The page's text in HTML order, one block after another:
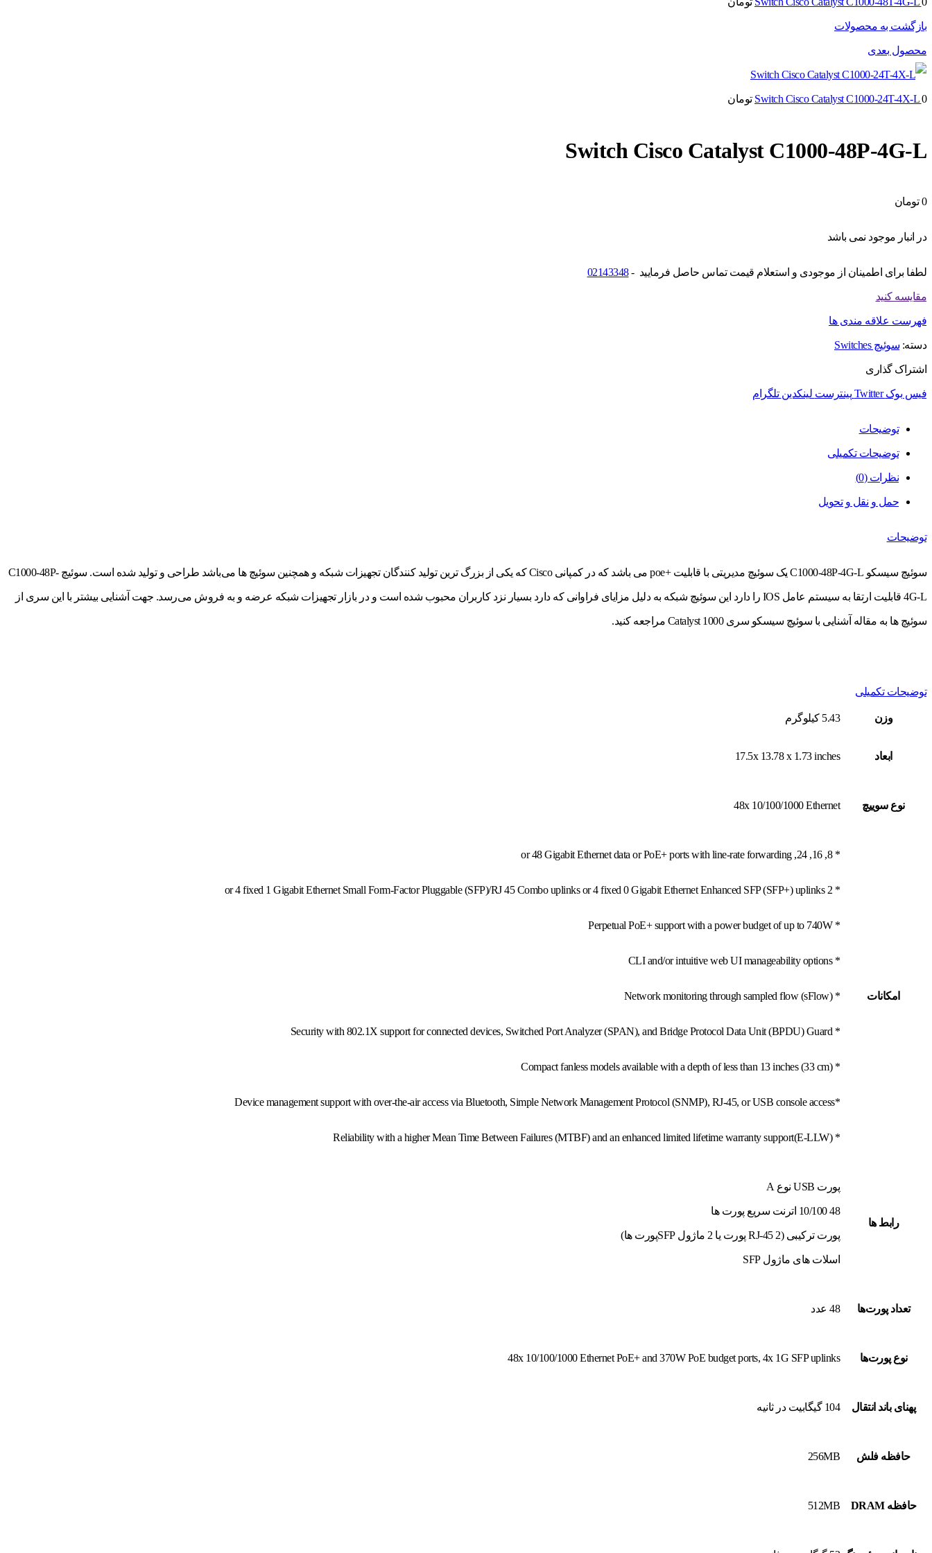
بازگشت به محصولات
محصول بعدی
Switch Cisco Catalyst C1000-24T-4X-L0 تومان
Switch Cisco Catalyst C1000-48P-4G-L
0 تومان
در انبار موجود نمی باشد
لطفا برای اطمینان از موجودی و استعلام قیمت تماس حاصل فرمایید -02143348
مقایسه کنید
فهرست علاقه مندی ها
دسته: سوئیچ Switches
اشتراک گذاری
فیس بوک Twitter پینترست لینکدین تلگرام
توضیحات
توضیحات تکمیلی
نظرات (0)
حمل و نقل و تحویل
توضیحات
سوئیچ سیسکو C1000-48P-4G-L یک سوئیچ مدیریتی با قابلیت +poe می باشد که در کمپانی Cisco که یکی از بزرگ ترین تولید کنندگان تجهیزات شبکه و همچنین سوئیچ ها می‌باشد طراحی و تولید شده است. سوئیچ C1000-48P-
4G-L قابلیت ارتقا به سیستم عامل IOS را دارد این سوئیچ شبکه به دلیل مزایای فراوانی که دارد بسیار نزد کاربران محبوب شده است و در بازار تجهیزات شبکه عرضه و به فروش می‌رسد. جهت آشنایی بیشتر با این سری از
سوئیچ ها به مقاله آشنایی با سوئیچ­ سیسکو سری Catalyst 1000 مراجعه کنید.
توضیحات تکمیلی
وزن 5.43 کیلوگرم
ابعاد 17.5x 13.78 x 1.73 inches
نوع سوييچ 48x 10/100/1000 Ethernet
امکانات
* 8, 16, 24, or 48 Gigabit Ethernet data or PoE+ ports with line-rate forwarding
* 2 or 4 fixed 1 Gigabit Ethernet Small Form-Factor Pluggable (SFP)/RJ 45 Combo uplinks or 4 fixed 0 Gigabit Ethernet Enhanced SFP (SFP+) uplinks
* Perpetual PoE+ support with a power budget of up to 740W
* CLI and/or intuitive web UI manageability options
* Network monitoring through sampled flow (sFlow)
* Security with 802.1X support for connected devices, Switched Port Analyzer (SPAN), and Bridge Protocol Data Unit (BPDU) Guard
* Compact fanless models available with a depth of less than 13 inches (33 cm)
*Device management support with over-the-air access via Bluetooth, Simple Network Management Protocol (SNMP), RJ-45, or USB console access
* Reliability with a higher Mean Time Between Failures (MTBF) and an enhanced limited lifetime warranty support(E-LLW)
رابط ها
پورت USB نوع A
48 10/100 اترنت سریع پورت ها
پورت ترکیبی (2 RJ-45 پورت یا 2 ماژول SFPپورت ها)
اسلات های ماژول SFP
تعداد پورت‌ها 48 عدد
نوع پورت‌ها 48x 10/100/1000 Ethernet PoE+ and 370W PoE budget ports, 4x 1G SFP uplinks
پهنای باند انتقال 104 گیگابیت در ثانیه
حافظه فلش 256MB
حافظه DRAM 512MB